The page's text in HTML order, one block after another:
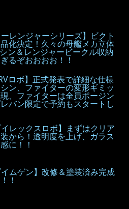
ーレンジャーシリーズ】ビクト
化決定！久々の母艦メカ立体
ン＆レンジャービークル収納
るぞおおおお！！
ロボ】正式発表で詳細な仕様
ン、ファイターの変形ギミッ
、ファイターは全員ポージン
バン限定で予約もスタートし
イレックスロボ】まずはクリア
から！透明度を上げ、ガラス
に！！
イムゲン】改修＆塗装済み完成
！